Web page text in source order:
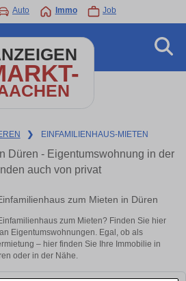
Auto Immo Job
❯ EINFAMILIENHAUS-MIETEN
Düren - Eigentumswohnung in der
auch von privat
zum Mieten in Düren
zum Mieten? Finden Sie hier
Eigentumswohnungen. Egal, ob als
– hier finden Sie Ihre Immobilie in
oder in der Nähe.